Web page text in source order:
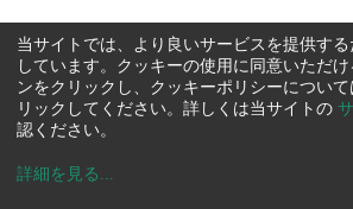
当サイトでは、より良いサービスを提供す
しています。クッキーの使用に同意いただ
ンをクリックし、クッキーポリシーについ
リックしてください。詳しくは当サイトの
認ください。
詳細を見る ...